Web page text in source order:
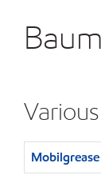
Various